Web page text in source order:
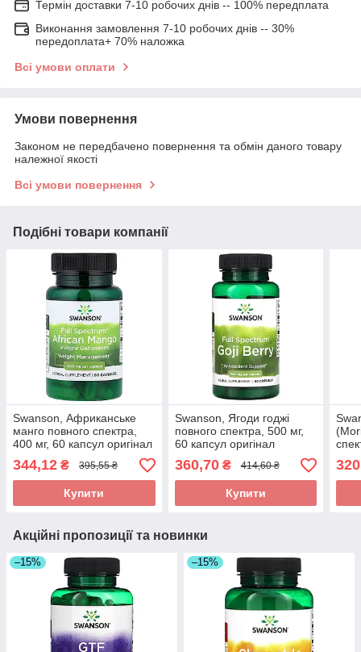
Термін доставки 7-10 робочих днів -- 100% передплата
Виконання замовлення 7-10 робочих днів -- 30%
передоплата+ 70% наложка
Всі умови оплати
Умови повернення
Законом не передбачено повернення та обмін даного товару
належної якості
Всі умови повернення
Подібні товари компанії
Swanson, Африканське
манго повного спектра,
400 мг, 60 капсул оригінал
344,12 ₴ 395,55 ₴
Купити
Swanson, Ягоди годжі
повного спектра, 500 мг,
60 капсул оригінал
360,70₴ 414,60 ₴
Купити
Акційні пропозиції та новинки
–15% –15%